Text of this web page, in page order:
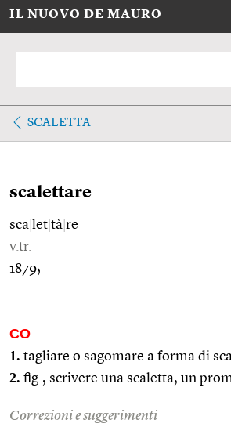
IL NUOVO DE MAURO
SCALETTA
scalettare
sca let tà re
v.tr.
1879;
CO
1. tagliare o sagomare a forma di
2. fig., scrivere una scaletta, un
Correzioni e suggerimenti